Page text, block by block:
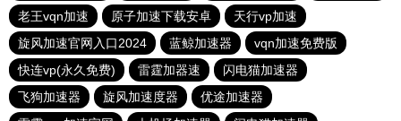
老王vqn加速
原子加速下载安卓
天行vp加速
旋风加速官网入口2024
蓝鲸加速器
vqn加速免费版
快连vp(永久免费)
雷霆加器速
闪电猫加速器
飞狗加速器
旋风加速度器
优途加速器